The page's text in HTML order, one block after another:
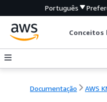
Português
Conceitos
Documentação AWS